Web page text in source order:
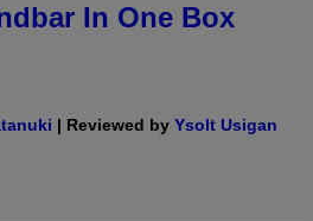
In One Box
| Reviewed by Ysolt Usigan